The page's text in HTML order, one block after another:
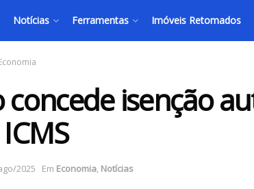
Notícias Ferramentas Imóveis Retomados
concede isenção
2025 Em Economia, Notícias